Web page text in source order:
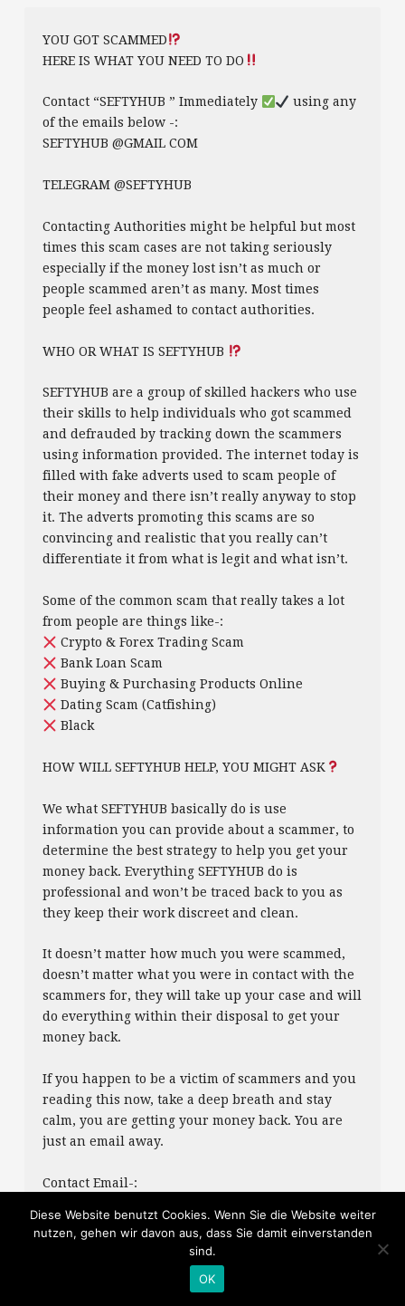
YOU GOT SCAMMED
HERE IS WHAT YOU NEED TO DO
Contact “SEFTYHUB ” Immediately
using any
of the emails below -:
SEFTYHUB @GMAIL COM
TELEGRAM @SEFTYHUB
Contacting Authorities might be helpful but most
times this scam cases are not taking seriously
especially if the money lost isn’t as much or
people scammed aren’t as many. Most times
people feel ashamed to contact authorities.
WHO OR WHAT IS SEFTYHUB
SEFTYHUB are a group of skilled hackers who use
their skills to help individuals who got scammed
and defrauded by tracking down the scammers
using information provided. The internet today is
filled with fake adverts used to scam people of
their money and there isn’t really anyway to stop
it. The adverts promoting this scams are so
convincing and realistic that you really can’t
differentiate it from what is legit and what isn’t.
Some of the common scam that really takes a lot
from people are things like-:
Crypto & Forex Trading Scam
Bank Loan Scam
Buying & Purchasing Products Online
Dating Scam (Catfishing)
Black
HOW WILL SEFTYHUB HELP, YOU MIGHT ASK
We what SEFTYHUB basically do is use
information you can provide about a scammer, to
determine the best strategy to help you get your
money back. Everything SEFTYHUB do is
professional and won’t be traced back to you as
they keep their work discreet and clean.
It doesn’t matter how much you were scammed,
doesn’t matter what you were in contact with the
scammers for, they will take up your case and will
do everything within their disposal to get your
money back.
If you happen to be a victim of scammers and you
reading this now, take a deep breath and stay
calm, you are getting your money back. You are
just an email away.
Contact Email-:
GLENDARSEFTYHUB @GMAILCOM
Diese Website benutzt Cookies. Wenn Sie die Website weiter
nutzen, gehen wir davon aus, dass Sie damit einverstanden
sind.
OK